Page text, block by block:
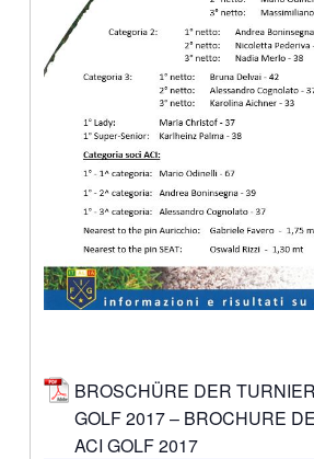
BROSCHÜRE DER
GOLF 2017 – BROCHURE
ACI GOLF 2017